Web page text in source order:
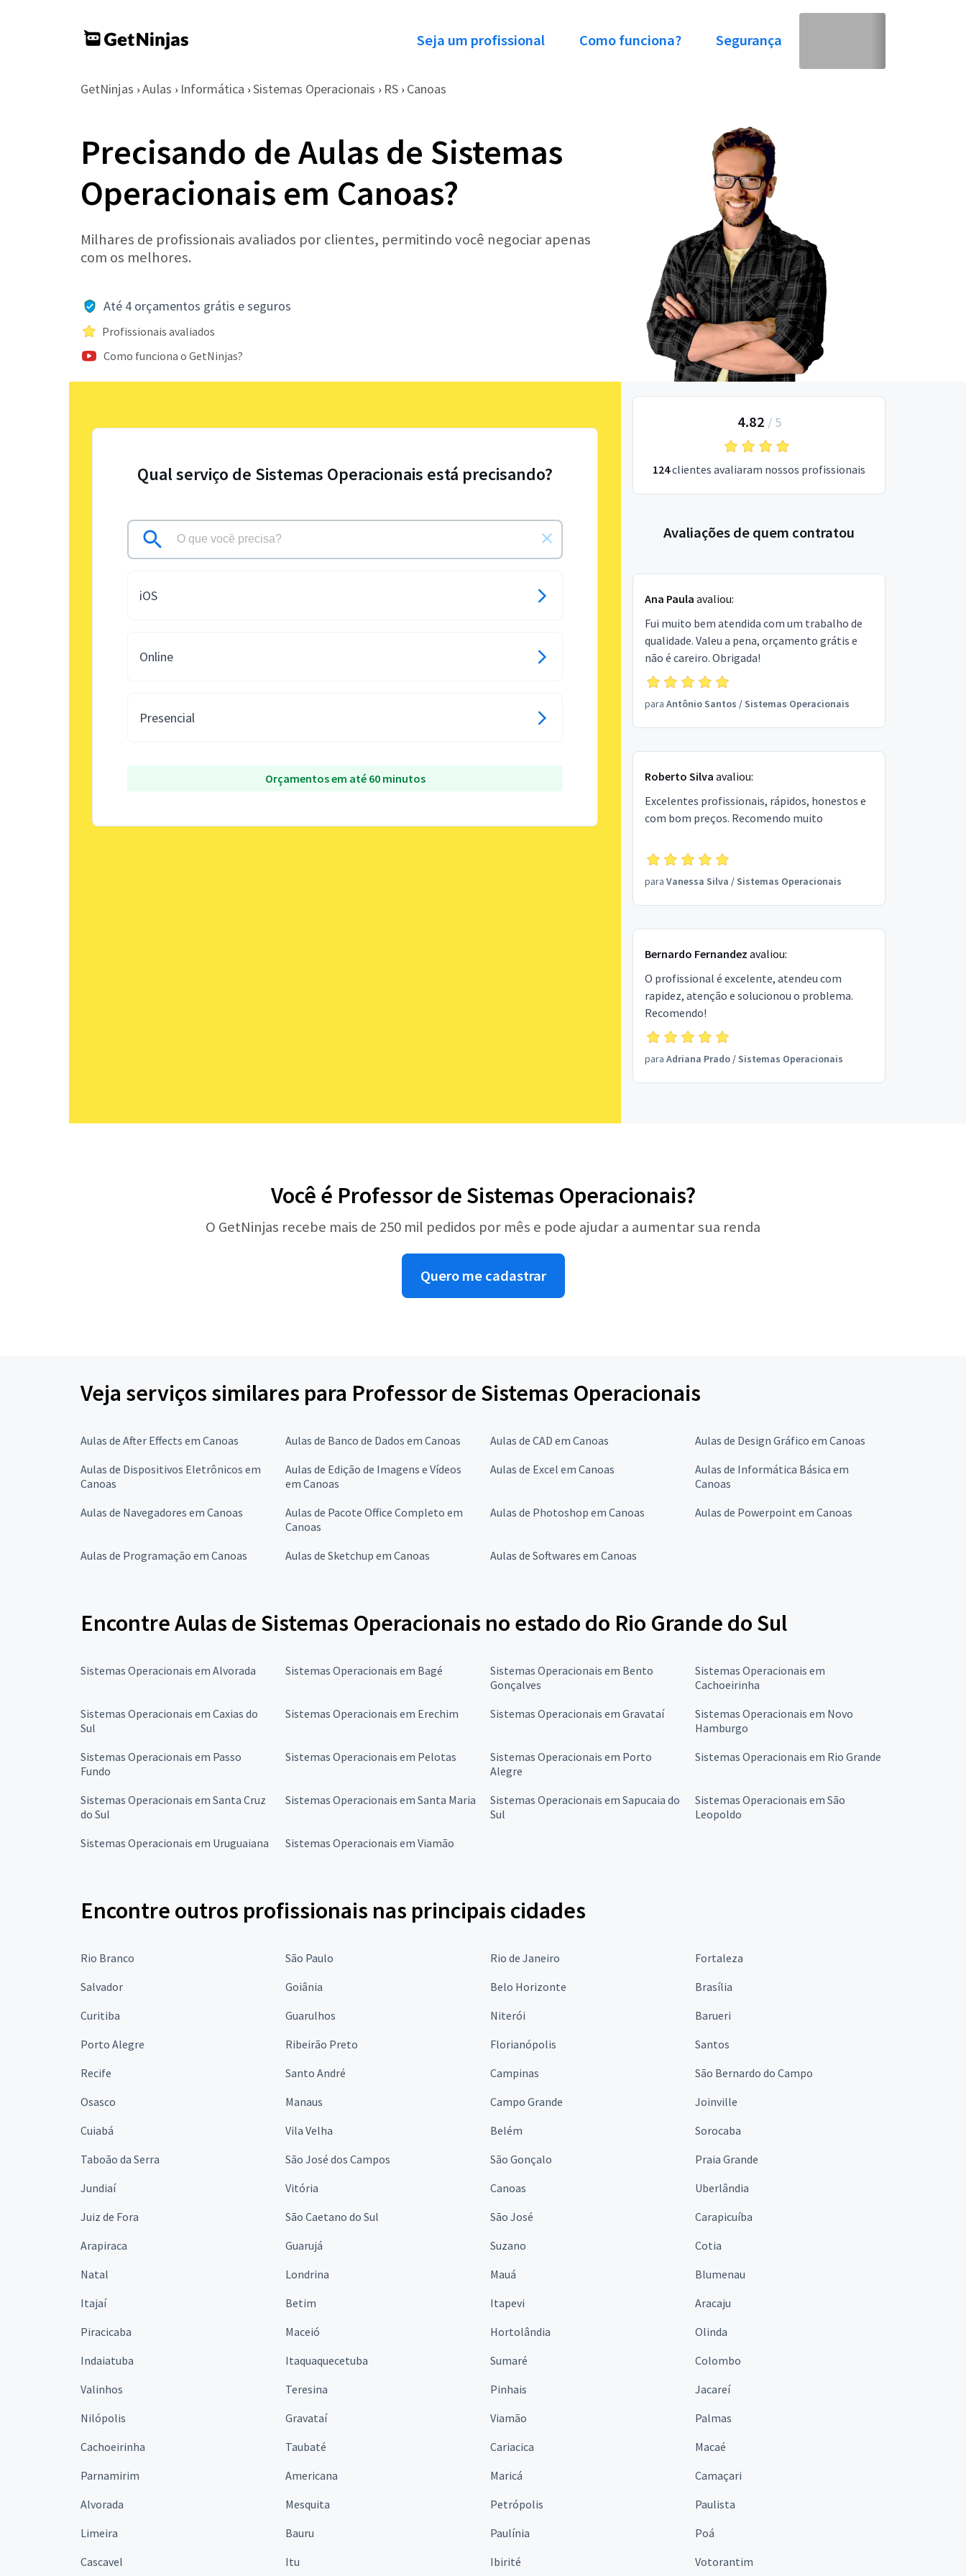
Seja um profissional Como funciona? Segurança
GetNinjas › Aulas › Informática › Sistemas Operacionais › RS › Canoas
Precisando de Aulas de Sistemas
Operacionais em Canoas?
Milhares de profissionais avaliados por clientes, permitindo você negociar apenas
com os melhores.
Até 4 orçamentos grátis e seguros
Profissionais avaliados
Como funciona o GetNinjas?
Qual serviço de Sistemas Operacionais está precisando?
iOS
Online
Presencial
Orçamentos em até 60 minutos
4.82 / 5
124clientes avaliaram nossos profissionais
Avaliações de quem contratou
Ana Paula avaliou:
Fui muito bem atendida com um trabalho de
qualidade. Valeu a pena, orçamento grátis e
não é careiro. Obrigada!
para Antônio Santos /Sistemas Operacionais
Roberto Silva avaliou:
Excelentes profissionais, rápidos, honestos e
com bom preços. Recomendo muito
para Vanessa Silva /Sistemas Operacionais
Bernardo Fernandez avaliou:
O profissional é excelente, atendeu com
rapidez, atenção e solucionou o problema.
Recomendo!
para Adriana Prado/Sistemas Operacionais
Você é Professor de Sistemas Operacionais?
O GetNinjas recebe mais de 250 mil pedidos por mês e pode ajudar a aumentar sua renda
Quero me cadastrar
Veja serviços similares para Professor de Sistemas Operacionais
Aulas de After Effects em Canoas Aulas de Banco de Dados em Canoas Aulas de CAD em Canoas
Aulas de Design Gráfico em Canoas
Aulas de Dispositivos Eletrônicos em
Canoas
Aulas de Edição de Imagens e Vídeos
em Canoas
Aulas de Excel em Canoas
Aulas de Informática Básica em
Canoas
Aulas de Navegadores em Canoas
Aulas de Pacote Office Completo em
Canoas
Aulas de Photoshop em Canoas Aulas de Powerpoint em Canoas
Aulas de Programação em Canoas Aulas de Sketchup em Canoas Aulas de Softwares em Canoas
Encontre Aulas de Sistemas Operacionais no estado do Rio Grande do Sul
Sistemas Operacionais em Alvorada Sistemas Operacionais em Bagé
Sistemas Operacionais em Bento
Gonçalves
Sistemas Operacionais em
Cachoeirinha
Sistemas Operacionais em Caxias do
Sul
Sistemas Operacionais em Erechim Sistemas Operacionais em Gravataí
Sistemas Operacionais em Novo
Hamburgo
Sistemas Operacionais em Passo
Fundo
Sistemas Operacionais em Pelotas
Sistemas Operacionais em Porto
Alegre
Sistemas Operacionais em Rio Grande
Sistemas Operacionais em Santa Cruz
do Sul
Sistemas Operacionais em Santa Maria
Sistemas Operacionais em Sapucaia do
Sul
Sistemas Operacionais em São
Leopoldo
Sistemas Operacionais em Uruguaiana
Sistemas Operacionais em Viamão
Encontre outros profissionais nas principais cidades
Rio Branco São Paulo Rio de Janeiro
Fortaleza
Salvador
Goiânia Belo Horizonte
Brasília
Curitiba
Guarulhos Niterói
Barueri
Porto Alegre
Ribeirão Preto Florianópolis
Santos
Recife
Santo André Campinas
São Bernardo do Campo
Osasco
Manaus Campo Grande
Joinville
Cuiabá
Vila Velha Belém
Sorocaba
Taboão da Serra
São José dos Campos São Gonçalo
Praia Grande
Jundiaí
Vitória Canoas
Uberlândia
Juiz de Fora
São Caetano do Sul São José
Carapicuíba
Arapiraca
Guarujá Suzano
Cotia
Natal
Londrina Mauá
Blumenau
Itajaí
Betim Itapevi
Aracaju
Piracicaba
Maceió Hortolândia
Olinda
Indaiatuba
Itaquaquecetuba Sumaré
Colombo
Valinhos
Teresina Pinhais
Jacareí
Nilópolis
Gravataí Viamão
Palmas
Cachoeirinha
Taubaté Cariacica
Macaé
Parnamirim
Americana Maricá
Camaçari
Alvorada
Mesquita Petrópolis
Paulista
Limeira
Bauru Paulínia
Poá
Cascavel
Itu Ibirité Votorantim